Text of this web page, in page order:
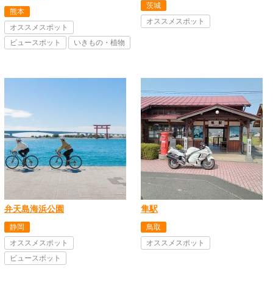
熊本
オススメスポット
ビュースポット
いきもの・植物
茨城
オススメスポット
弁天島海浜公園
静岡
オススメスポット
ビュースポット
隼駅
鳥取
オススメスポット